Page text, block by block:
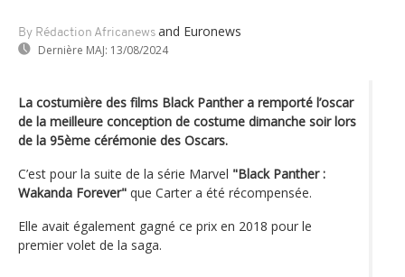
By Rédaction Africanews and Euronews
Dernière MAJ: 13/08/2024
La costumière des films Black Panther a remporté l’oscar
de la meilleure conception de costume dimanche soir lors
de la 95ème cérémonie des Oscars.
C’est pour la suite de la série Marvel "Black Panther :
Wakanda Forever" que Carter a été récompensée.
Elle avait également gagné ce prix en 2018 pour le
premier volet de la saga.